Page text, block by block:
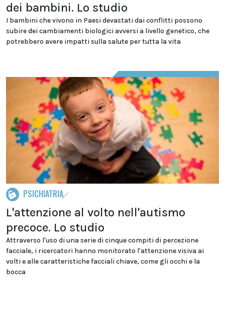
dei bambini. Lo studio
I bambini che vivono in Paesi devastati dai conflitti possono
subire dei cambiamenti biologici avversi a livello genetico, che
potrebbero avere impatti sulla salute per tutta la vita
PSICHIATRIA
L'attenzione al volto nell'autismo
precoce. Lo studio
Attraverso l'uso di una serie di cinque compiti di percezione
facciale, i ricercatori hanno monitorato l'attenzione visiva ai
volti e alle caratteristiche facciali chiave, come gli occhi e la
bocca